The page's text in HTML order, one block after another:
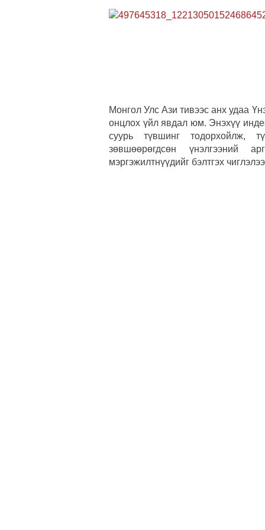
Монгол Улс Ази тивээс анх удаа
онцлох үйл явдал юм. Энэхүү
суурь түвшинг тодорхойлж,
зөвшөөрөгдсөн үнэлгээний
мэргэжилтнүүдийг бэлтгэх